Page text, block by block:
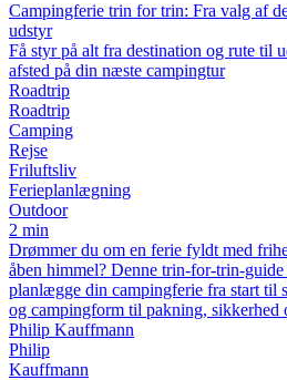
Campingferie trin for trin: Fra valg af
udstyr
Få styr på alt fra destination og rute til
afsted på din næste campingtur
Roadtrip
Roadtrip
Camping
Rejse
Friluftsliv
Ferieplanlægning
Outdoor
2 min
Drømmer du om en ferie fyldt med
åben himmel? Denne trin-for-trin-
planlægge din campingferie fra start til
og campingform til pakning, sikkerhed
Philip Kauffmann
Philip
Kauffmann